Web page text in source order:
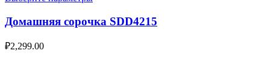
Домашняя сорочка SDD4215
₽2,299.00